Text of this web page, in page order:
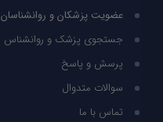
عضویت پزشکان و روانشناسان
جستجوی پزشک و روانشناس
پرسش و پاسخ
سوالات متدوال
تماس با ما